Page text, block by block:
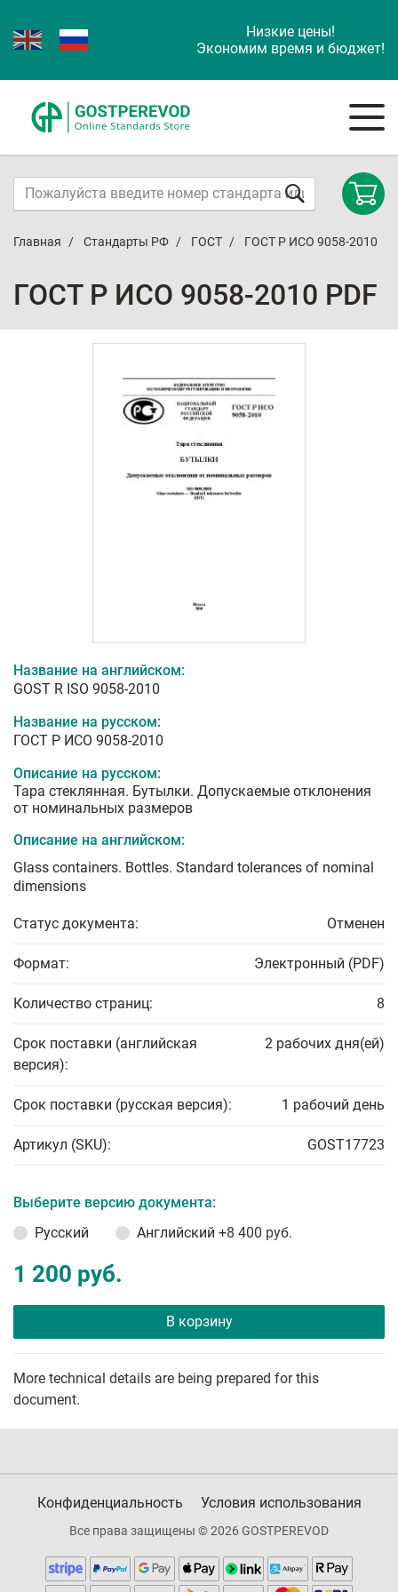
Низкие цены!
Экономим время и бюджет!
Главная Стандарты РФ ГОСТ ГОСТ Р ИСО 9058-2010
ГОСТ Р ИСО 9058-2010 PDF
Название на английском:
GOST R ISO 9058-2010
Название на русском:
ГОСТ Р ИСО 9058-2010
Описание на русском:
Тара стеклянная. Бутылки. Допускаемые отклонения
от номинальных размеров
Описание на английском:
Glass containers. Bottles. Standard tolerances of nominal
dimensions
Статус документа: Отменен
Формат: Электронный (PDF)
Количество страниц: 8
Срок поставки (английская
версия):
2 рабочих дня(ей)
Срок поставки (русская версия): 1 рабочий день
Артикул (SKU): GOST17723
Выберите версию документа:
Русский
Английский +8 400 руб.
1 200 руб.
В корзину
More technical details are being prepared for this
document.
Конфиденциальность Условия использования
Все права защищены © 2026 GOSTPEREVOD